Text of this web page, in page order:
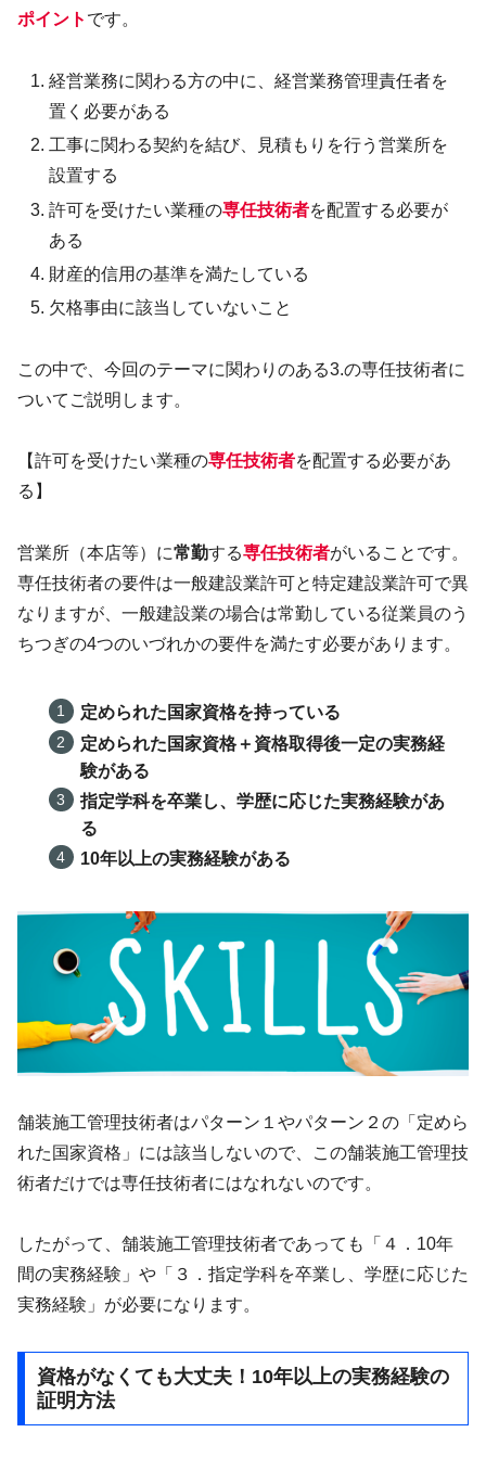
ポイント です。
経営業務に関わる方の中に、経営業務管理責任者を
置く必要がある
工事に関わる契約を結び、見積もりを行う営業所を
設置する
許可を受けたい業種の専任技術者を配置する必要が
ある
財産的信用の基準を満たしている
欠格事由に該当していないこと
この中で、今回のテーマに関わりのある3.の専任技術者に
ついてご説明します。
【許可を受けたい業種の専任技術者を配置する必要があ
る】
営業所（本店等）に常勤する専任技術者がいることです。
専任技術者の要件は一般建設業許可と特定建設業許可で異
なりますが、一般建設業の場合は常勤している従業員のう
ちつぎの4つのいづれかの要件を満たす必要があります。
定められた国家資格を持っている
定められた国家資格＋資格取得後一定の実務経
験がある
指定学科を卒業し、学歴に応じた実務経験があ
る
10年以上の実務経験がある
舗装施工管理技術者はパターン１やパターン２の「定めら
れた国家資格」には該当しないので、この舗装施工管理技
術者だけでは専任技術者にはなれないのです。
したがって、舗装施工管理技術者であっても「４．10年
間の実務経験」や「３．指定学科を卒業し、学歴に応じた
実務経験」が必要になります。
資格がなくても大丈夫！10年以上の実務経験の
証明方法